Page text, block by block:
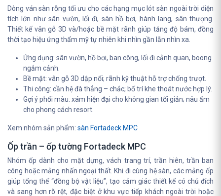
Dòng ván sàn rỗng tối ưu cho các hạng mục lót sàn ngoài trời diện
tích lớn như sân vườn, lối đi, sàn hồ bơi, hành lang, sân thượng.
Thiết kế vân gỗ 3D và/hoặc bề mặt rãnh giúp tăng độ bám, đồng
thời tạo hiệu ứng thẩm mỹ tự nhiên khi nhìn gần lẫn nhìn xa.
Ứng dụng: sân vườn, hồ bơi, ban công, lối đi cảnh quan, boong
ngắm cảnh.
Bề mặt: vân gỗ 3D dập nổi; rãnh kỹ thuật hỗ trợ chống trượt.
Thi công: cần hệ đà thẳng – chắc; bố trí khe thoát nước hợp lý.
Gợi ý phối màu: xám hiện đại cho không gian tối giản; nâu ấm
cho phong cách resort.
Xem nhóm sản phẩm: sàn Fortadeck MPC
Ốp trần – ốp tường Fortadeck MPC
Nhóm ốp dành cho mặt dựng, vách trang trí, trần hiên, trần ban
công hoặc mảng nhấn ngoại thất. Khi đi cùng hệ sàn, các mảng ốp
giúp tổng thể “đồng bộ vật liệu”, tạo cảm giác thiết kế có chủ đích
và sang hơn rõ rệt, đặc biệt ở khu vực tiếp khách ngoài trời hoặc